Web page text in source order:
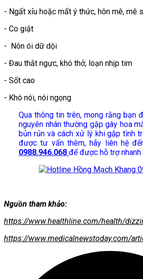
- Ngất xỉu hoặc mất ý thức, hôn mê, mê
- Co giật
- Nôn ói dữ dội
- Đau thắt ngực, khó thở, loạn nhịp tim
- Sốt cao
- Khó nói, nói ngọng
Qua thông tin trên, mong rằng bạn
nguyên nhân thường gặp gây hoa
bủn rủn và cách xử lý khi gặp tình
được tư vấn thêm, hãy liên hệ
0988.946.068 để được hỗ trợ nhanh
Nguồn tham khảo:
https://www.healthline.com/health/
https://www.medicalnewstoday.com/